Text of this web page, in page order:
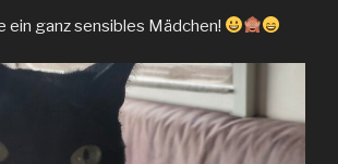
ein ganz sensibles Mädchen!